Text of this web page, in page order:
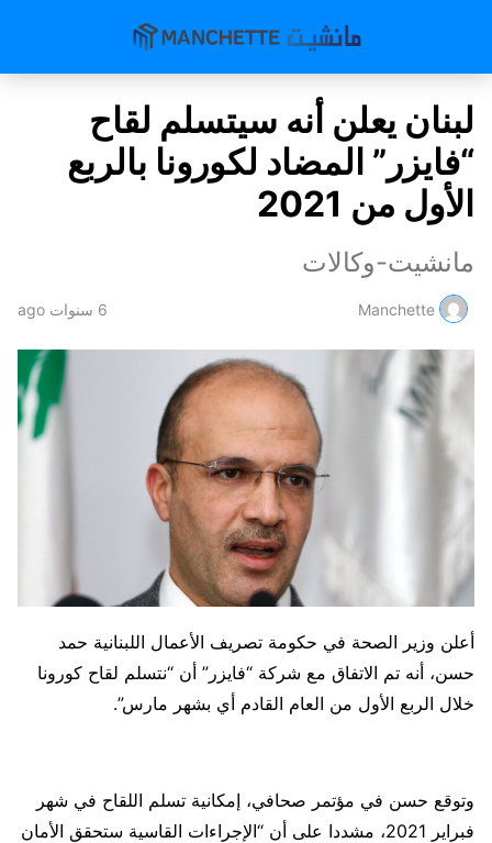
لبنان يعلن أنه سيتسلم لقاح
“فايزر” المضاد لكورونا بالربع
الأول من 2021
مانشيت-وكالات
Manchette 6 سنوات ago
أعلن وزير الصحة في حكومة تصريف الأعمال اللبنانية حمد
حسن، أنه تم الاتفاق مع شركة “فايزر” أن “نتسلم لقاح كورونا
خلال الربع الأول من العام القادم أي بشهر مارس”.
وتوقع حسن في مؤتمر صحافي، إمكانية تسلم اللقاح في شهر
فبراير 2021، مشددا على أن “الإجراءات القاسية ستحقق الأمان